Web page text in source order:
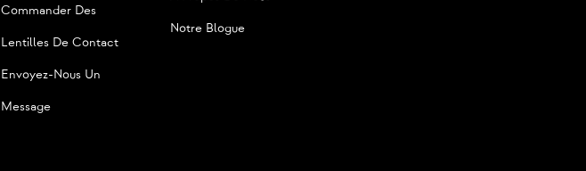
Commander Des
Lentilles De Contact
Envoyez-Nous Un
Message
Notre Blogue